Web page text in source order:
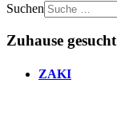
Suchen
Zuhause gesucht
ZAKI